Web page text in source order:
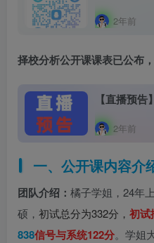
2年前
择校分析公开课课表已公布，
【直播预
2年前
一、公开课内容介
团队介绍： 橘子学姐，24年
硕， 初试总分为332分， 初试
838信号与系统122分。学姐